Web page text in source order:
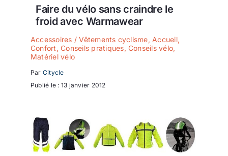
Faire du vélo sans craindre le
froid avec Warmawear
Accessoires / Vêtements cyclisme, Accueil,
Confort ,Conseils pratiques, Conseils vélo,
Matériel vélo
Par Citycle
Publié le : 13 janvier 2012